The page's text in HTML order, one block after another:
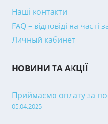
Наші контакти
FAQ – відповіді на часті
Личный кабинет
НОВИНИ ТА АКЦІЇ
Приймаємо оплату за
05.04.2025